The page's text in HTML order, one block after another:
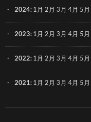
2024: 1月 2月 3月 4月 5月
2023: 1月 2月 3月 4月 5月
2022: 1月 2月 3月 4月 5月
2021: 1月 2月 3月 4月 5月